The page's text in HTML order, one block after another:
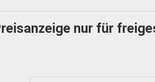
nur für